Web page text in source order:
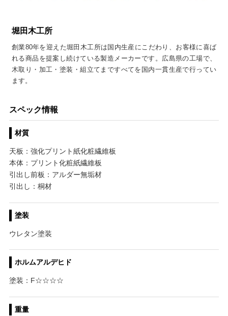
堀田木工所
創業80年を迎えた堀田木工所は国内生産にこだわり、お客様に喜ば
れる商品を提案し続けている製造メーカーです。広島県の工場で、
木取り・加工・塗装・組立てまですべてを国内一貫生産で行ってい
ます。
スペック情報
材質
天板：強化プリント紙化粧繊維板
本体：プリント化粧紙繊維板
引出し前板：アルダー無垢材
引出し：桐材
塗装
ウレタン塗装
ホルムアルデヒド
塗装：F☆☆☆☆
重量